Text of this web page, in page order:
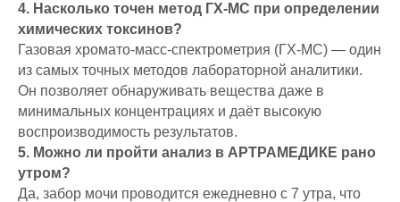
4. Насколько точен метод ГХ-МС при определении
химических токсинов?
Газовая хромато-масс-спектрометрия (ГХ-МС) — один
из самых точных методов лабораторной аналитики.
Он позволяет обнаруживать вещества даже в
минимальных концентрациях и даёт высокую
воспроизводимость результатов.
5. Можно ли пройти анализ в АРТРАМЕДИКЕ рано
утром?
Да, забор мочи проводится ежедневно с 7 утра, что